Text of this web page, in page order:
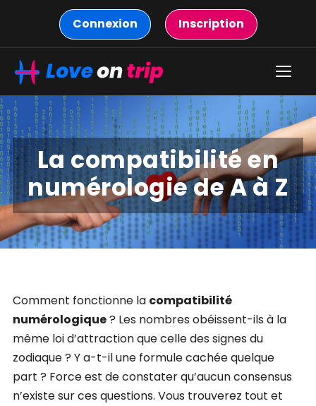
Connexion Inscription
La compatibilité en
numérologie de A à Z
Comment fonctionne la compatibilité
numérologique? Les nombres obéissent-ils à la
même loi d’attraction que celle des signes du
zodiaque ? Y a-t-il une formule cachée quelque
part ? Force est de constater qu’aucun consensus
n’existe sur ces questions. Vous trouverez tout et